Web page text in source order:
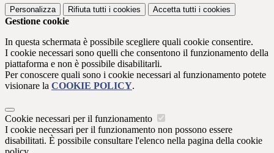
Personalizza Rifiuta tutti i cookies Accetta tutti i cookies
Gestione cookie
In questa schermata è possibile scegliere quali cookie consentire.
I cookie necessari sono quelli che consentono il funzionamento della
piattaforma e non è possibile disabilitarli.
Per conoscere quali sono i cookie necessari al funzionamento potete
visionare la COOKIE POLICY.
Cookie necessari per il funzionamento
I cookie necessari per il funzionamento non possono essere
disabilitati. È possibile consultare l'elenco nella pagina della cookie